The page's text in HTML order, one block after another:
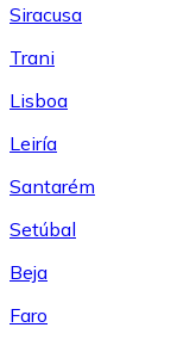
Siracusa
Trani
Lisboa
Leiría
Santarém
Setúbal
Beja
Faro